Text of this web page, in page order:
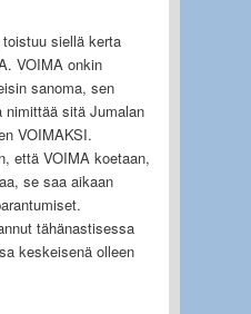
siellä kerta
VOIMA onkin
sanoma, sen
sitä Jumalan
VOIMAKSI.
että VOIMA koetaan,
se saa aikaan
tähänastisessa
keskeisenä olleen